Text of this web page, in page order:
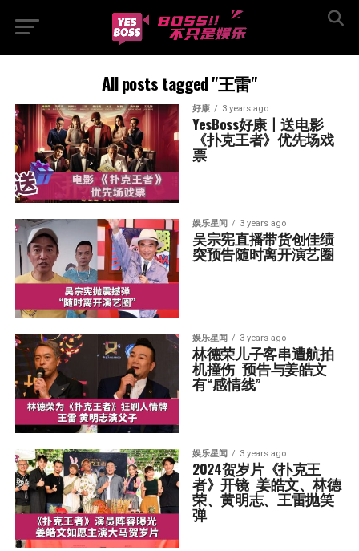
All posts tagged "王雷"
好康 3 years ago
YesBoss好康丨送电影
《扑克王者》优先场戏
票
娱乐星闻 3 years ago
吴宗宪直播带货创佳绩
突预告随时离开演艺圈
娱乐星闻 3 years ago
林德荣儿子客串遭航拍
机撞伤  预告与姜皓文
有“感情线”
娱乐星闻 3 years ago
2024贺岁片《扑克王
者》开镜  姜皓文、林德
荣、黄明志、王雷抛笑
弹